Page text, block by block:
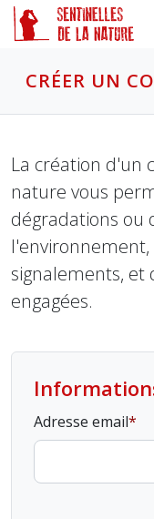
CRÉER UN
La création d'un
nature vous
dégradations ou
signalements, et
engagées.
Adresse email
Panneau de gestion